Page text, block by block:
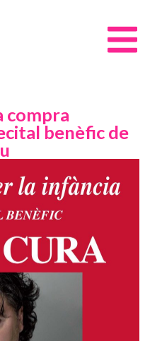
compra
benèfic de